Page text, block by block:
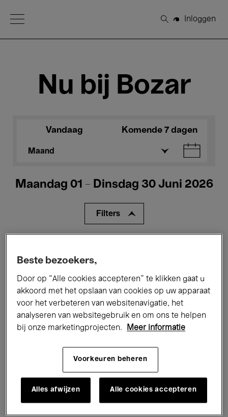
Open Menu
Zoeken
Inloggen
Nu bij Bozar
Vandaag Komende 7 dagen
Maand
Maandag 01 - Dinsdag 30 Juni 2026
Filters
Performances Lezingen & Debatten
Jazz Klassieke Muziek Global Music
Onderwijs Rondleidingen
Beste bezoekers,
Door op “Alle cookies accepteren” te klikken gaat u
akkoord met het opslaan van cookies op uw apparaat
voor het verbeteren van websitenavigatie, het
analyseren van websitegebruik en om ons te helpen
bij onze marketingprojecten.
Meer informatie
Voorkeuren beheren
Alles afwijzen Alle cookies accepteren